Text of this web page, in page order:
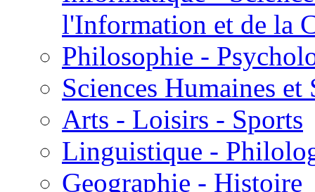
l'Information et de la
Philosophie -
Sciences Humaines et
Arts - Loisirs - Sports
Linguistique -
Geographie - Histoire